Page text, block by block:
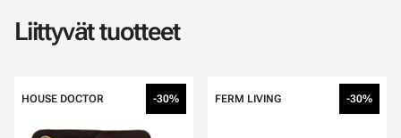
Liittyvät tuotteet
HOUSE DOCTOR -30% FERM LIVING -30%